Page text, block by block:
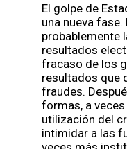
El golpe de
una nueva
probablemente
resultados
fracaso de los
resultados que
fraudes.
formas, a
utilización del
intimidar a las